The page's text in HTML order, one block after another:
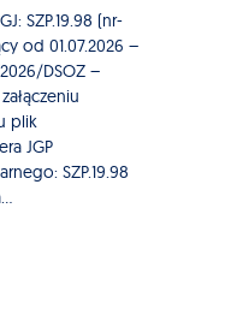
SZP.19.98 (nr-
od 01.07.2026 –
DSOZ –
plik
JGP
SZP.19.98